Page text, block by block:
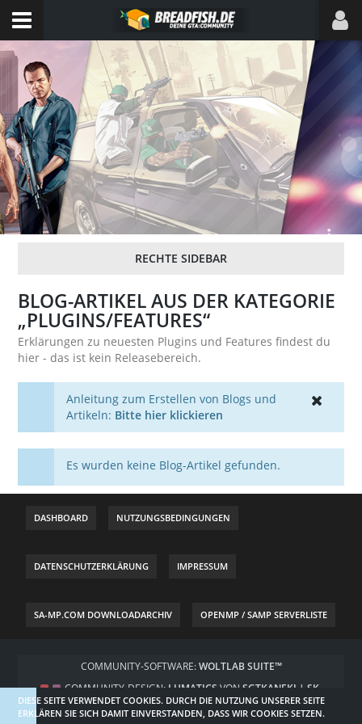
BLOG-ARTIKEL AUS DER KATEGORIE
„PLUGINS/FEATURES“
Erklärungen zu neuesten Plugins und Features findest du
hier - das ist kein Releasebereich.
Anleitung zum Erstellen von Blogs und
Artikeln: Bitte hier klickieren
Es wurden keine Blog-Artikel gefunden.
DASHBOARD NUTZUNGSBEDINGUNGEN
DATENSCHUTZERKLÄRUNG IMPRESSUM
SA-MP.COM DOWNLOADARCHIV OPENMP / SAMP SERVERLISTE
COMMUNITY-SOFTWARE:WOLTLAB SUITE™
COMMUNITY-DESIGN: LUMATICS VON SGTKANEKI | SK-
DESIGNZ.DE
DIESE SEITE VERWENDET COOKIES. DURCH DIE NUTZUNG UNSERER SEITE
ERKLÄREN SIE SICH DAMIT EINVERSTANDEN, DASS WIR COOKIES SETZEN.